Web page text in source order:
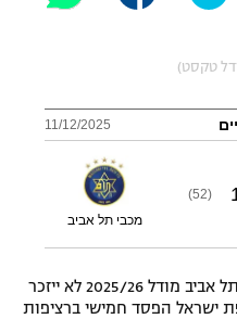
טקסט)
11/12/2025
(52)
מכבי תל אביב
קמפיין הליגה האירופית של מכבי תל אביב מודל 2025/26 לא ייזכר
ישראל הפסד חמישי ברציפות